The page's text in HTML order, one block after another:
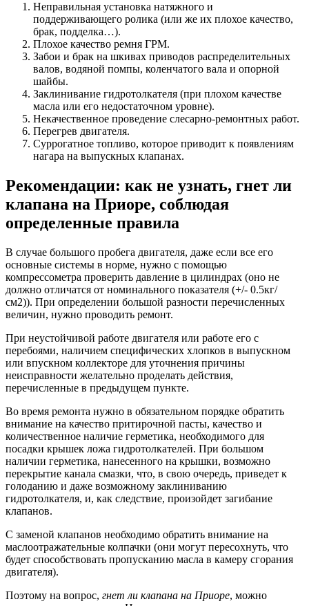
Неправильная установка натяжного и
поддерживающего ролика (или же их плохое качество,
брак, подделка…).
Плохое качество ремня ГРМ.
Забои и брак на шкивах приводов распределительных
валов, водяной помпы, коленчатого вала и опорной
шайбы.
Заклинивание гидротолкателя (при плохом качестве
масла или его недостаточном уровне).
Некачественное проведение слесарно-ремонтных работ.
Перегрев двигателя.
Суррогатное топливо, которое приводит к появлениям
нагара на выпускных клапанах.
Рекомендации: как не узнать, гнет ли
клапана на Приоре, соблюдая
определенные правила
В случае большого пробега двигателя, даже если все его
основные системы в норме, нужно с помощью
компрессометра проверить давление в цилиндрах (оно не
должно отличатся от номинального показателя (+/- 0.5кг/
см2)). При определении большой разности перечисленных
величин, нужно проводить ремонт.
При неустойчивой работе двигателя или работе его с
перебоями, наличием специфических хлопков в выпускном
или впускном коллекторе для уточнения причины
неисправности желательно проделать действия,
перечисленные в предыдущем пункте.
Во время ремонта нужно в обязательном порядке обратить
внимание на качество притирочной пасты, качество и
количественное наличие герметика, необходимого для
посадки крышек ложа гидротолкателей. При большом
наличии герметика, нанесенного на крышки, возможно
перекрытие канала смазки, что, в свою очередь, приведет к
голоданию и даже возможному заклиниванию
гидротолкателя, и, как следствие, произойдет загибание
клапанов.
С заменой клапанов необходимо обратить внимание на
маслоотражательные колпачки (они могут пересохнуть, что
будет способствовать пропусканию масла в камеру сгорания
двигателя).
Поэтому на вопрос, гнет ли клапана на Приоре, можно